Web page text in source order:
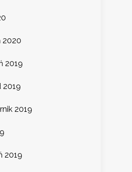
2020
2019
2019
2019
2019